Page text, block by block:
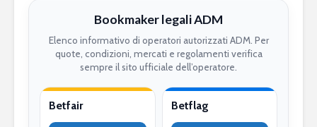
Bookmaker legali ADM
Elenco informativo di operatori autorizzati ADM. Per
quote, condizioni, mercati e regolamenti verifica
sempre il sito ufficiale dell’operatore.
Betfair Betflag